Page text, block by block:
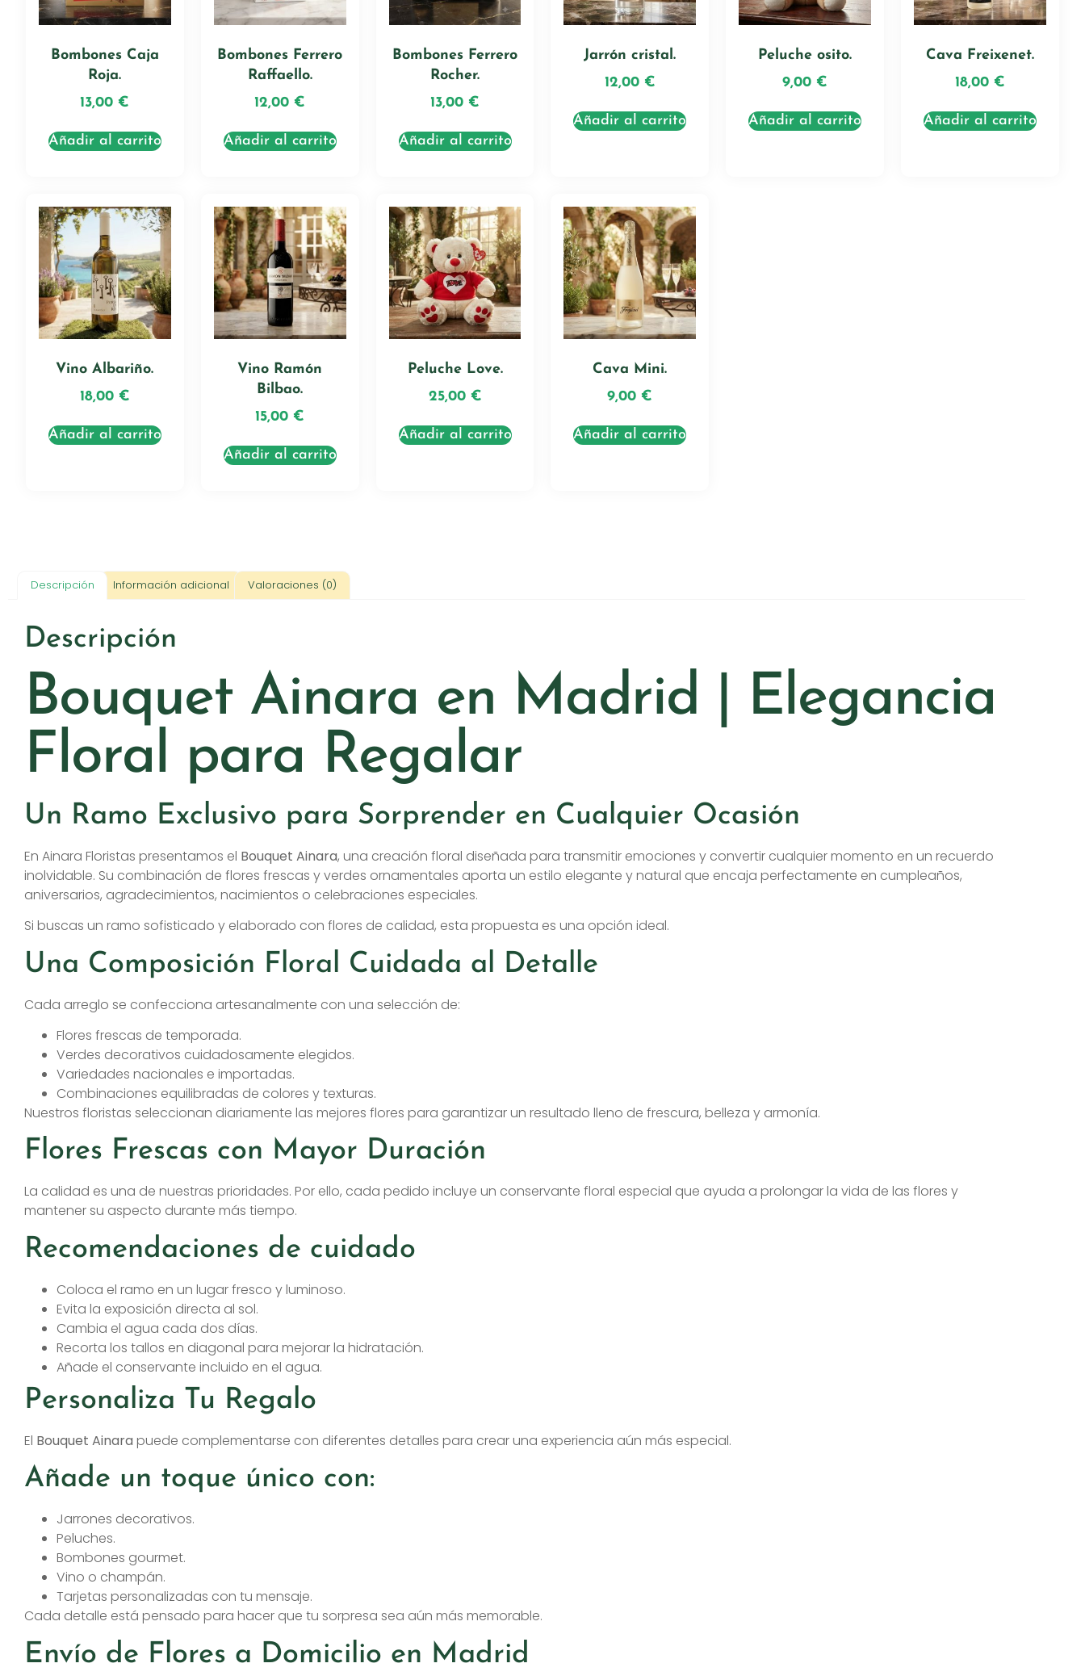
Bombones Caja
Roja.
13,00 €
Añadir al carrito
Bombones Ferrero
Raffaello.
12,00 €
Añadir al carrito
Bombones Ferrero
Rocher.
13,00 €
Añadir al carrito
Jarrón cristal.
12,00 €
Añadir al carrito
Peluche osito.
9,00 €
Añadir al carrito
Cava Freixenet.
18,00 €
Añadir al carrito
Vino Albariño.
18,00 €
Añadir al carrito
Vino Ramón
Bilbao.
15,00 €
Añadir al carrito
Peluche Love.
25,00 €
Añadir al carrito
Cava Mini.
9,00 €
Añadir al carrito
Descripción Información adicional Valoraciones (0)
Descripción
Bouquet Ainara en Madrid | Elegancia
Floral para Regalar
Un Ramo Exclusivo para Sorprender en Cualquier Ocasión
En Ainara Floristas presentamos el Bouquet Ainara, una creación floral diseñada para transmitir emociones y convertir cualquier momento en un recuerdo
inolvidable. Su combinación de flores frescas y verdes ornamentales aporta un estilo elegante y natural que encaja perfectamente en cumpleaños,
aniversarios, agradecimientos, nacimientos o celebraciones especiales.
Si buscas un ramo sofisticado y elaborado con flores de calidad, esta propuesta es una opción ideal.
Una Composición Floral Cuidada al Detalle
Cada arreglo se confecciona artesanalmente con una selección de:
Flores frescas de temporada.
Verdes decorativos cuidadosamente elegidos.
Variedades nacionales e importadas.
Combinaciones equilibradas de colores y texturas.
Nuestros floristas seleccionan diariamente las mejores flores para garantizar un resultado lleno de frescura, belleza y armonía.
Flores Frescas con Mayor Duración
La calidad es una de nuestras prioridades. Por ello, cada pedido incluye un conservante floral especial que ayuda a prolongar la vida de las flores y
mantener su aspecto durante más tiempo.
Recomendaciones de cuidado
Coloca el ramo en un lugar fresco y luminoso.
Evita la exposición directa al sol.
Cambia el agua cada dos días.
Recorta los tallos en diagonal para mejorar la hidratación.
Añade el conservante incluido en el agua.
Personaliza Tu Regalo
El Bouquet Ainara puede complementarse con diferentes detalles para crear una experiencia aún más especial.
Añade un toque único con:
Jarrones decorativos.
Peluches.
Bombones gourmet.
Vino o champán.
Tarjetas personalizadas con tu mensaje.
Cada detalle está pensado para hacer que tu sorpresa sea aún más memorable.
Envío de Flores a Domicilio en Madrid